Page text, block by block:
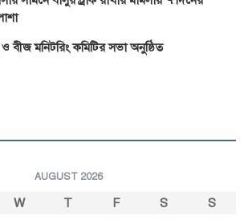
বীজ মনিটরিং কমিটির সভা অনুষ্ঠিত
AUGUST 2026
W T F S
S